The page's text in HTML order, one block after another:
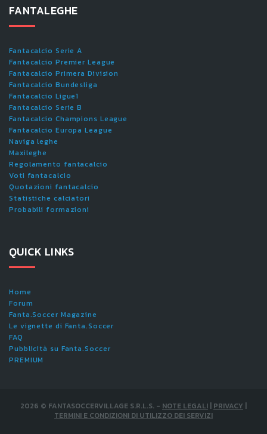
FANTALEGHE
Fantacalcio Serie A
Fantacalcio Premier League
Fantacalcio Primera Division
Fantacalcio Bundesliga
Fantacalcio Ligue1
Fantacalcio Serie B
Fantacalcio Champions League
Fantacalcio Europa League
Naviga leghe
Maxileghe
Regolamento fantacalcio
Voti fantacalcio
Quotazioni fantacalcio
Statistiche calciatori
Probabili formazioni
QUICK LINKS
Home
Forum
Fanta.Soccer Magazine
Le vignette di Fanta.Soccer
FAQ
Pubblicità su Fanta.Soccer
PREMIUM
2026 © FANTASOCCERVILLAGE S.R.L.S. - NOTE LEGALI | PRIVACY |
TERMINI E CONDIZIONI DI UTILIZZO DEI SERVIZI